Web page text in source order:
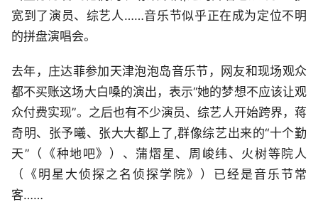
宽到了演员、综艺人……音乐节似乎正在成为定位不明
的拼盘演唱会。
去年，庄达菲参加天津泡泡岛音乐节，网友和现场观众
都不买账这场大白嗓的演出，表示“她的梦想不应该让观
众付费实现”。之后也有不少演员、综艺人开始跨界，蒋
奇明、张予曦、张大大都上了,群像综艺出来的“十个勤
天”（《种地吧》）、蒲熠星、周峻纬、火树等院人
（《明星大侦探之名侦探学院》）已经是音乐节常
客……